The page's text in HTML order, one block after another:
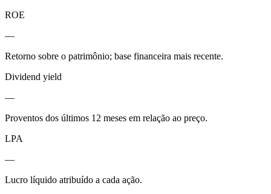
ROE
—
Retorno sobre o patrimônio; base financeira mais recente.
Dividend yield
—
Proventos dos últimos 12 meses em relação ao preço.
LPA
—
Lucro líquido atribuído a cada ação.